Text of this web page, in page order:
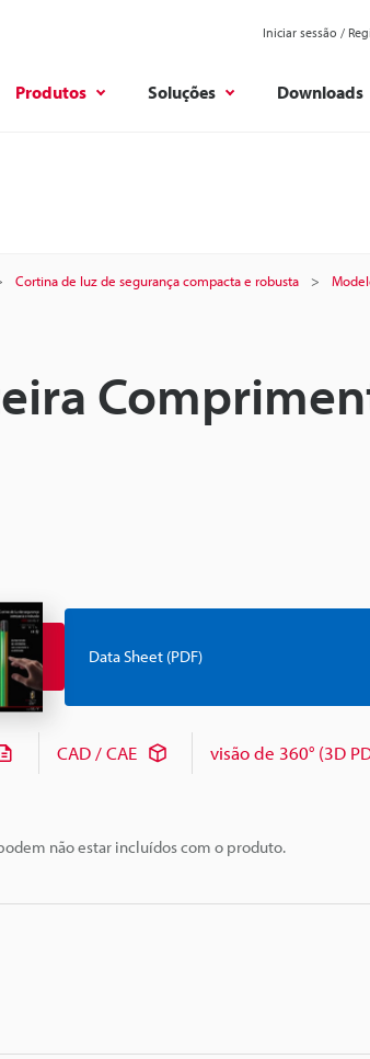
Iniciar sessão /
Produtos Soluções Downloads
Cortina de luz de segurança compacta e robusta
não estar incluídos com o produto.
Data Sheet (PDF)
CAD / CAE visão de 360° (3D